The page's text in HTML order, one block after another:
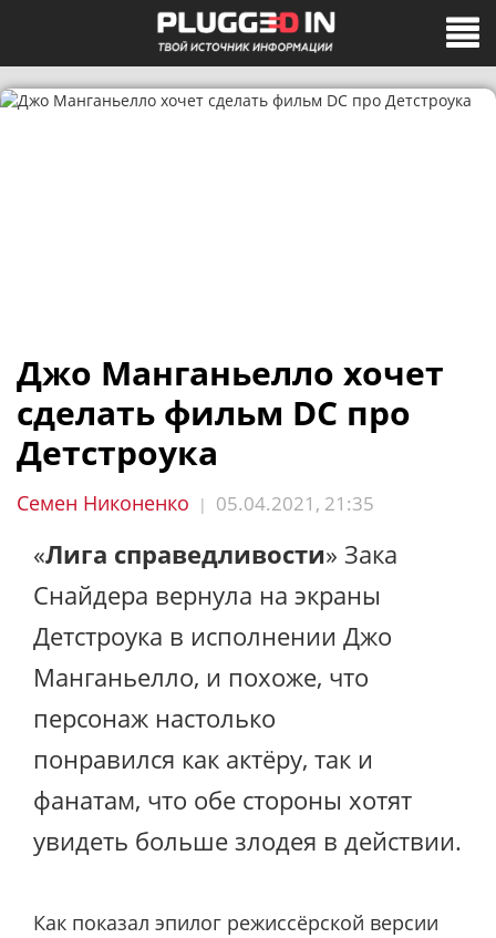
Джо Манганьелло хочет
сделать фильм DC про
Детстроука
Семен Никоненко | 05.04.2021, 21:35
«Лига справедливости» Зака
Снайдера вернула на экраны
Детстроука в исполнении Джо
Манганьелло, и похоже, что
персонаж настолько
понравился как актёру, так и
фанатам, что обе стороны хотят
увидеть больше злодея в действии.
Как показал эпилог режиссёрской версии